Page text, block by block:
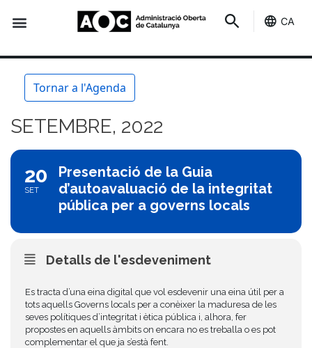
CA
Tornar a l'Agenda
SETEMBRE, 2022
20
SET
Presentació de la Guia
d’autoavaluació de la integritat
pública per a governs locals
Detalls de l'esdeveniment
Es tracta d’una eina digital que vol esdevenir una eina útil per a
tots aquells Governs locals per a conèixer la maduresa de les
seves polítiques d’integritat i ètica pública i, alhora, fer
propostes en aquells àmbits on encara no es treballa o es pot
complementar el que ja s’està fent.